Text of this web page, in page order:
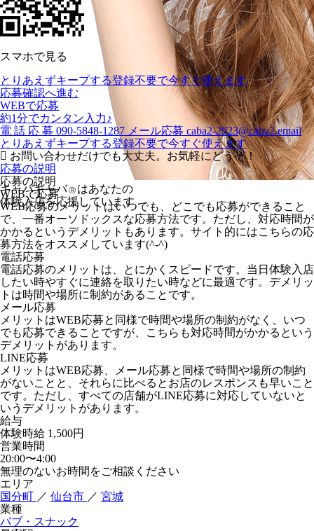
キャバキャバⓇ はあなたの
体験入店を応援しています
スマホで見る
とりあえずキープする登録不要で今すぐ使えます
応募確認へ進む
WEBで応募
約1分でカンタン入力♪
電 話 応 募 090-5848-1287 メール応募 caba2-2923@caba2.email
とりあえずキープする登録不要で今すぐ使えます
お問い合わせだけでも大丈夫。お気軽にどうぞ！
応募の説明
応募の説明
WEBで応募
WEB応募のメリットはいつでも、どこでも応募ができること
で、一番オーソドックスな応募方法です。ただし、対応時間が
かかるというデメリットもあります。サイト的にはこちらの応
募方法をオススメしています(^-^)
電話応募
電話応募のメリットは、とにかくスピードです。当日体験入店
したい時やすぐに連絡を取りたい時などに最適です。デメリッ
トは時間や場所に制約があることです。
メール応募
メリットはWEB応募と同様で時間や場所の制約がなく、いつ
でも応募できることですが、こちらも対応時間がかかるという
デメリットがあります。
LINE応募
メリットはWEB応募、メール応募と同様で時間や場所の制約
がないことと、それらに比べるとお店のレスポンスも早いこと
です。ただし、すべての店舗がLINE応募に対応していないと
いうデメリットがあります。
給与
体験時給 1,500円
営業時間
20:00〜4:00
無理のないお時間をご相談ください
エリア
国分町 ／ 仙台市 ／ 宮城
業種
パブ・スナック